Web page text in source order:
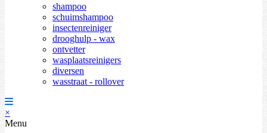
shampoo
schuimshampoo
insectenreiniger
drooghulp - wax
ontvetter
wasplaatsreinigers
diversen
wasstraat - rollover
×
Menu